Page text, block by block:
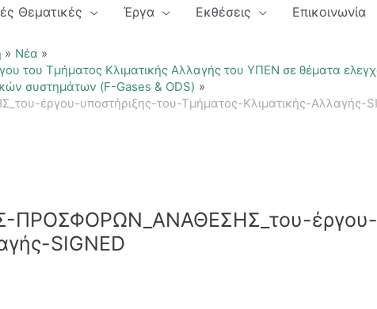
Θεματικές Έργα Εκθέσεις Επικοινωνία
Νέα
του Τμήματος Κλιματικής Αλλαγής του ΥΠΕΝ σε θέματα
συστημάτων (F-Gases & ΟDS)
έργου-υποστήριξης-του-Τμήματος-Κλιματικής-Αλλαγής-
ΠΡΟΣΦΟΡΩΝ_ΑΝΑΘΕΣΗΣ_του-έργου-
SIGNED